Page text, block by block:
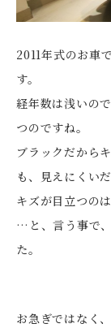
2011年式のお車
す。
経年数は浅いの
つのですね。
ブラックだから
も、見えにくい
キズが目立つの
…と、言う事で
た。
お急ぎではなく